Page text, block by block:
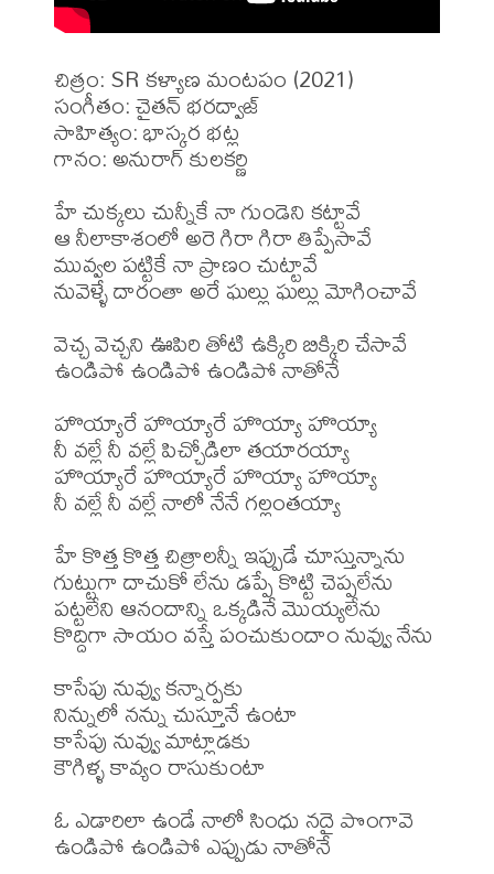
చిత్రం: SR కళ్యాణ మంటపం (2021)
సంగీతం: చైతన్ భరద్వాజ్
సాహిత్యం: భాస్కర భట్ల
గానం: అనురాగ్ కులకర్ణి
హే చుక్కలు చున్నీకే నా గుండెని కట్టావే
ఆ నీలాకాశంలో అరె గిరా గిరా తిప్పేసావే
మువ్వల పట్టికే నా ప్రాణం చుట్టావే
నువెళ్ళే దారంతా అరే ఘల్లు ఘల్లు మోగించావే
వెచ్చ వెచ్చని ఊపిరి తోటి ఉక్కిరి బిక్కిరి చేసావే
ఉండిపో ఉండిపో ఉండిపో నాతోనే
హొయ్యారే హొయ్యారే హొయ్యా హొయ్యా
నీ వల్లే నీ వల్లే పిచ్చోడిలా తయారయ్యా
హొయ్యారే హొయ్యారే హొయ్యా హొయ్యా
నీ వల్లే నీ వల్లే నాలో నేనే గల్లంతయ్యా
హే కొత్త కొత్త చిత్రాలన్నీ ఇప్పుడే చూస్తున్నాను
గుట్టుగా దాచుకో లేను డప్పే కొట్టి చెప్పలేను
పట్టలేని ఆనందాన్ని ఒక్కడినే మొయ్యలేను
కొద్దిగా సాయం వస్తే పంచుకుందాం నువ్వు నేను
కాసేపు నువ్వు కన్నార్పకు
నిన్నులో నన్ను చుస్తూనే ఉంటా
కాసేపు నువ్వు మాట్లాడకు
కౌగిళ్ళ కావ్యం రాసుకుంటా
ఓ ఎడారిలా ఉండే నాలో సింధు నదై పొంగావె
ఉండిపో ఉండిపో ఎప్పుడు నాతోనే